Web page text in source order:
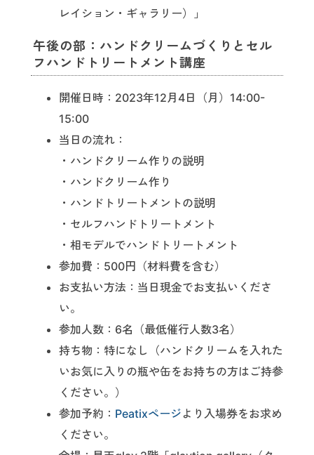
レイション・ギャラリー）」
午後の部：ハンドクリームづくりとセル
フハンドトリートメント講座
開催日時：2023年12月4日（月）14:00-
15:00
当日の流れ：
・ハンドクリーム作りの説明
・ハンドクリーム作り
・ハンドトリートメントの説明
・セルフハンドトリートメント
・相モデルでハンドトリートメント
参加費：500円（材料費を含む）
お支払い方法：当日現金でお支払いくださ
い。
参加人数：6名（最低催行人数3名）
持ち物：特になし（ハンドクリームを入れた
いお気に入りの瓶や缶をお持ちの方はご持参
ください。）
参加予約： Peatixページより入場券をお求め
ください。